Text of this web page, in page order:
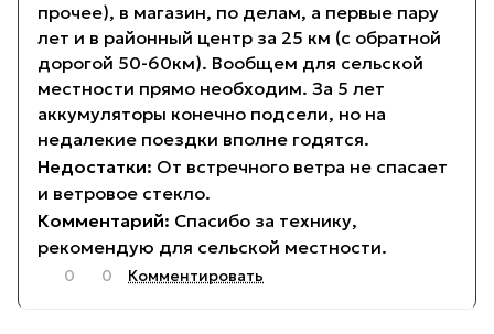
прочее), в магазин, по делам, а первые пару
лет и в районный центр за 25 км (с обратной
дорогой 50-60км). Вообщем для сельской
местности прямо необходим. За 5 лет
аккумуляторы конечно подсели, но на
недалекие поездки вполне годятся.
От встречного ветра не спасает
и ветровое стекло.
Спасибо за технику,
рекомендую для сельской местности.
0 0 Комментировать